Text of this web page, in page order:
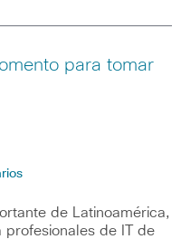
para tomar
de Latinoamérica,
de IT de